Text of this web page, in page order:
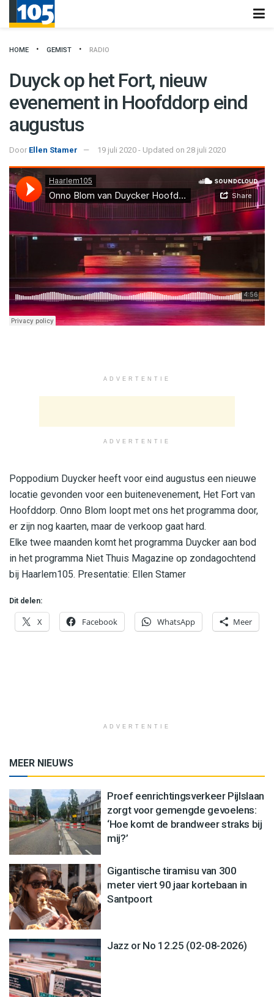
HOME GEMIST RADIO
Duyck op het Fort, nieuw
evenement in Hoofddorp eind
augustus
Door Ellen Stamer 19 juli 2020 - Updated on 28 juli 2020
Haarlem105 ·Onno Blom van Duycker Hoofddorp over Duyck in het fort
ADVERTENTIE
ADVERTENTIE
Poppodium Duycker heeft voor eind augustus een nieuwe
locatie gevonden voor een buitenevenement, Het Fort van
Hoofddorp. Onno Blom loopt met ons het programma door,
er zijn nog kaarten, maar de verkoop gaat hard.
Elke twee maanden komt het programma Duycker aan bod
in het programma Niet Thuis Magazine op zondagochtend
bij Haarlem105. Presentatie: Ellen Stamer
Dit delen:
X Facebook WhatsApp Meer
ADVERTENTIE
MEER NIEUWS
Proef eenrichtingsverkeer Pijlslaan
zorgt voor gemengde gevoelens:
‘Hoe komt de brandweer straks bij
mij?’
Gigantische tiramisu van 300
meter viert 90 jaar kortebaan in
Santpoort
Jazz or No 12.25 (02-08-2026)